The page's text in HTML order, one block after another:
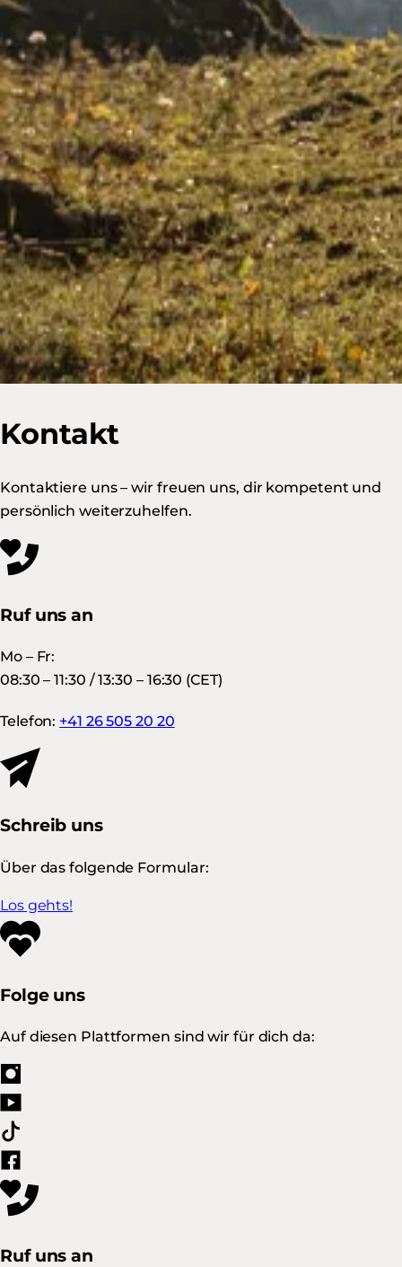
Kontakt
Kontaktiere uns – wir freuen uns, dir kompetent und
persönlich weiterzuhelfen.
Ruf uns an
Mo – Fr:
08:30 – 11:30 / 13:30 – 16:30 (CET)
Telefon: +41 26 505 20 20
Schreib uns
Über das folgende Formular:
Los gehts!
Folge uns
Auf diesen Plattformen sind wir für dich da:
Ruf uns an